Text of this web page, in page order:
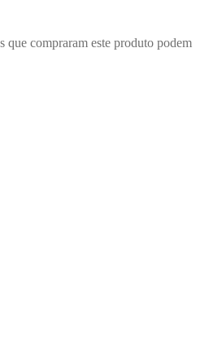
que compraram este produto podem